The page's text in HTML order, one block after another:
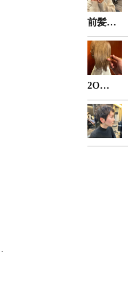
前髪…
2O…